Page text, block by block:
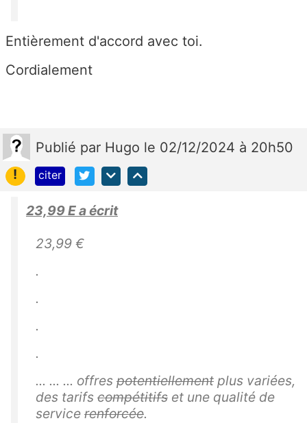
Entièrement d'accord avec toi.
Cordialement
Publié par Hugo le 02/12/2024 à 20h50
!
citer
23,99 E a écrit
23,99 €
.
.
.
.
... ... ... offres potentiellement plus variées,
des tarifs compétitifs et une qualité de
service renforcée.